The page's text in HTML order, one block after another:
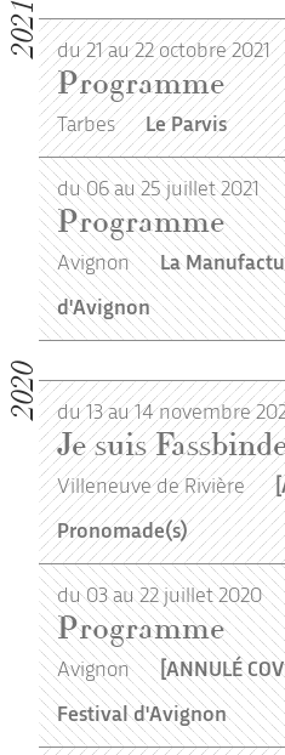
2021 du 21 au 22 octobre 2021
Programme
Tarbes Le Parvis
du 06 au 25 juillet 2021
Programme
Avignon
La
d'Avignon
2020 du 13 au 14 novembre
Je suis
Villeneuve de Rivière
Pronomade(s)
du 03 au 22 juillet 2020
Programme
Avignon
[ANNULÉ
Festival d'Avignon